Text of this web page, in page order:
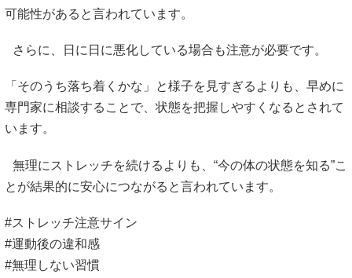
可能性があると言われています。
さらに、日に日に悪化している場合も注意が必要です。
「そのうち落ち着くかな」と様子を見すぎるよりも、早めに
専門家に相談することで、状態を把握しやすくなるとされて
います。
無理にストレッチを続けるよりも、“今の体の状態を知る”こ
とが結果的に安心につながると言われています。
#ストレッチ注意サイン
#運動後の違和感
#無理しない習慣